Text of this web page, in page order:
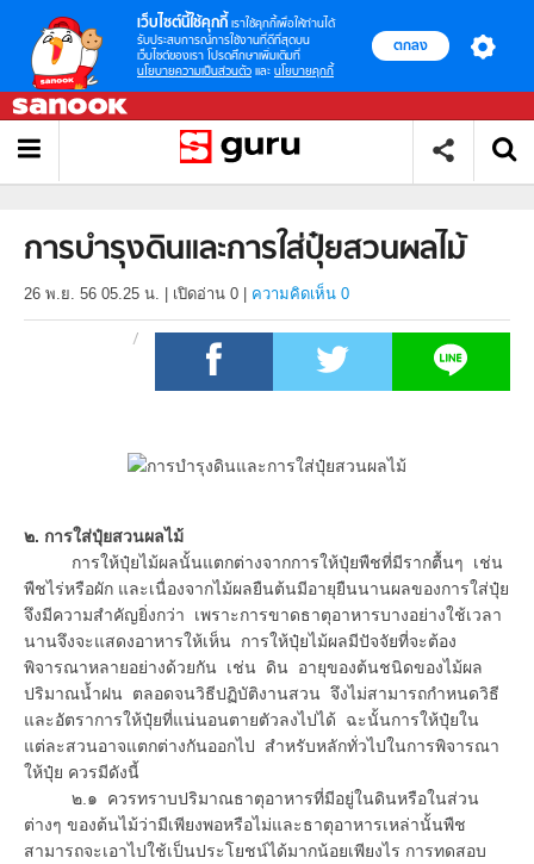
เว็บไซต์นี้ใช้คุกกี้ เราใช้คุกกี้เพื่อให้ท่านได้
รับประสบการณ์การใช้งานที่ดีที่สุดบน
เว็บไซต์ของเรา โปรดศึกษาเพิ่มเติมที่
นโยบายความเป็นส่วนตัว และ นโยบายคุกกี้
ตกลง
การบำรุงดินและการใส่ปุ๋ยสวนผลไม้
26 พ.ย. 56 05.25 น. เปิดอ่าน 0 ความคิดเห็น 0
๒. การใส่ปุ๋ยสวนผลไม้
การให้ปุ๋ยไม้ผลนั้นแตกต่างจากการให้ปุ๋ยพืชที่มีรากตื้นๆ เช่น
พืชไร่หรือผัก และเนื่องจากไม้ผลยืนต้นมีอายุยืนนานผลของการใส่ปุ๋ย
จึงมีความสำคัญยิ่งกว่า เพราะการขาดธาตุอาหารบางอย่างใช้เวลา
นานจึงจะแสดงอาหารให้เห็น การให้ปุ๋ยไม้ผลมีปัจจัยที่จะต้อง
พิจารณาหลายอย่างด้วยกัน เช่น ดิน อายุของต้นชนิดของไม้ผล
ปริมาณน้ำฝน ตลอดจนวิธีปฏิบัติงานสวน จึงไม่สามารถกำหนดวิธี
และอัตราการให้ปุ๋ยที่แน่นอนตายตัวลงไปได้ ฉะนั้นการให้ปุ๋ยใน
แต่ละสวนอาจแตกต่างกันออกไป สำหรับหลักทั่วไปในการพิจารณา
ให้ปุ๋ย ควรมีดังนี้
๒.๑ ควรทราบปริมาณธาตุอาหารที่มีอยู่ในดินหรือในส่วน
ต่างๆ ของต้นไม้ว่ามีเพียงพอหรือไม่และธาตุอาหารเหล่านั้นพืช
สามารถจะเอาไปใช้เป็นประโยชน์ได้มากน้อยเพียงไร การทดสอบ